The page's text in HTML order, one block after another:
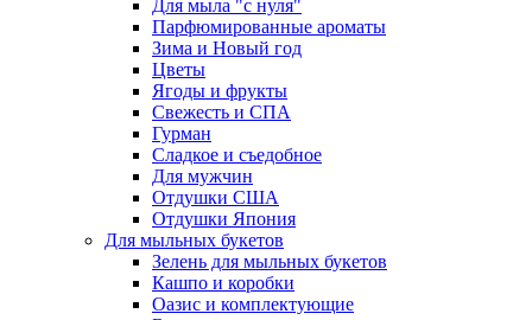
Для мыла "с нуля"
Парфюмированные ароматы
Зима и Новый год
Цветы
Ягоды и фрукты
Свежесть и СПА
Гурман
Сладкое и съедобное
Для мужчин
Отдушки США
Отдушки Япония
Для мыльных букетов
Зелень для мыльных букетов
Кашпо и коробки
Оазис и комплектующие